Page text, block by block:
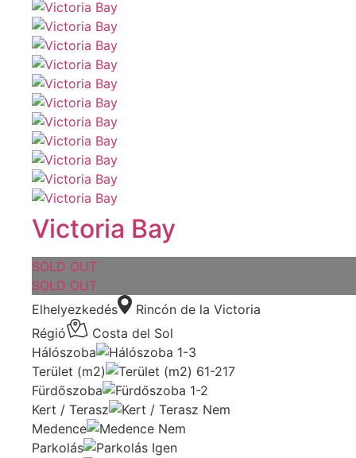
Victoria Bay
SOLD OUT
SOLD OUT
Elhelyezkedés
Rincón de la Victoria
Régió
Costa del Sol
Hálószoba
1-3
Terület (m2)
61-217
Fürdőszoba
1-2
Kert / Terasz
Nem
Medence
Nem
Parkolás
Igen